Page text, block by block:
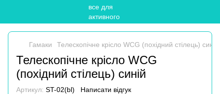
Гамаки Телескопічне крісло WCG (похідний стілець) синій
Телескопічне крісло WCG
(похідний стілець) синій
Артикул: ST-02(bl) Написати відгук